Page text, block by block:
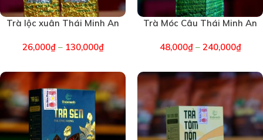
Trà lộc xuân Thái Minh An
26,000₫– 130,000₫
Trà Móc Câu Thái Minh An
48,000₫– 240,000₫